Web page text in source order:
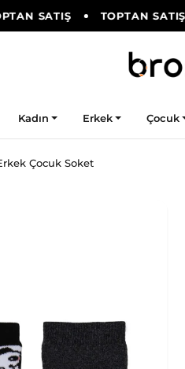
SATIŞ TOPTAN SATIŞ
Kadın Erkek Çocuk
Çocuk Soket